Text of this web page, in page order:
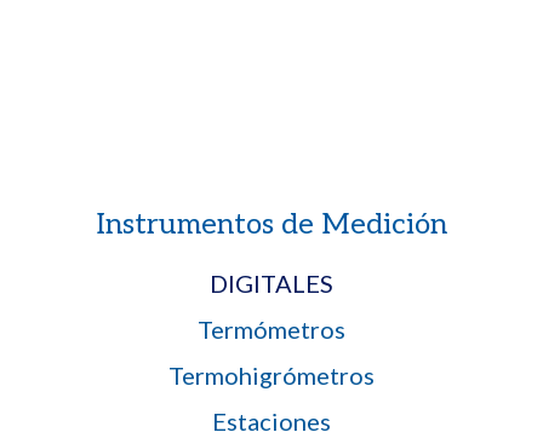
Instrumentos de Medición
DIGITALES
Termómetros
Termohigrómetros
Estaciones